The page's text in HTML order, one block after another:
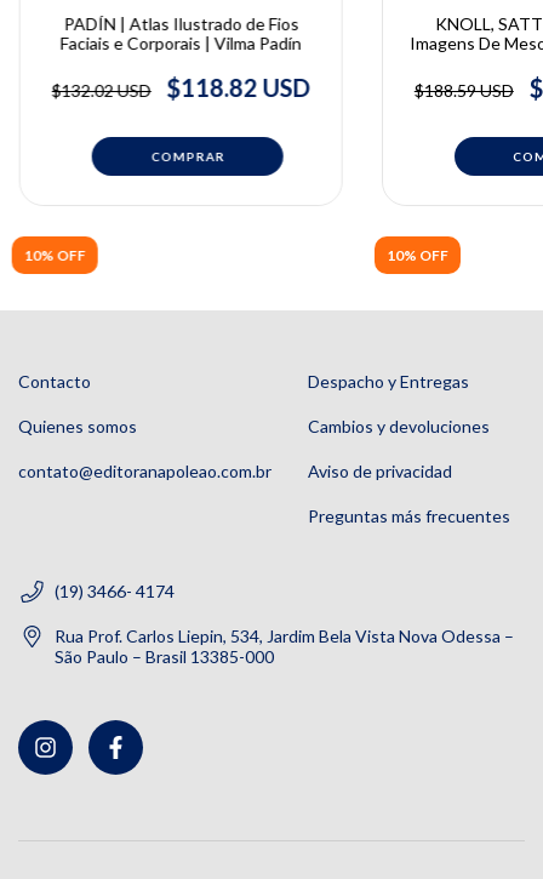
10% OFF
PADÍN | Atlas Ilustrado de Fios
Faciais e Corporais | Vilma Padín
$132.02 USD $118.82 USD
10% OFF
KNOLL,
Imagens De
$188.59 USD
Contacto
Quienes somos
contato@editoranapoleao.com.br
Despacho y Entregas
Cambios y devoluciones
Aviso de privacidad
Preguntas más frecuentes
(19) 3466- 4174
Rua Prof. Carlos Liepin, 534, Jardim Bela Vista Nova Odessa –
São Paulo – Brasil 13385-000